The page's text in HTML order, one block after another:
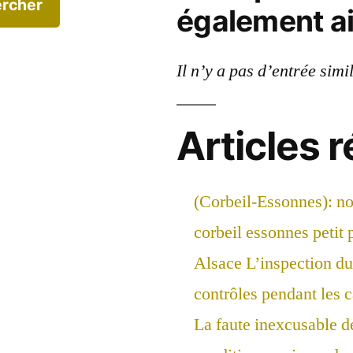
également
Il n’y a pas d’entrée
Articles
(Corbeil-Essonnes):
corbeil essonnes petit
Alsace L’inspection
contrôles pendant les
La faute inexcusable